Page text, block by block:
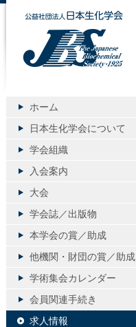
ホーム
日本生化学会について
学会組織
入会案内
大会
学会誌／出版物
本学会の賞／助成
他機関・財団の賞／助成
学術集会カレンダー
会員関連手続き
求人情報